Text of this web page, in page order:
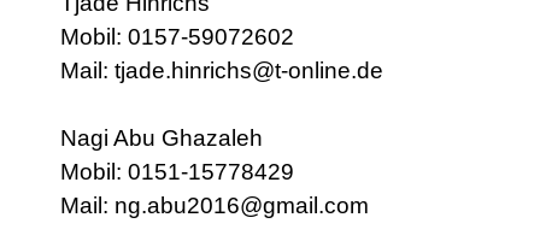
Mobil: 0157-59072602
Mail: tjade.hinrichs@t-online.de
Nagi Abu Ghazaleh
Mobil: 0151-15778429
Mail: ng.abu2016@gmail.com